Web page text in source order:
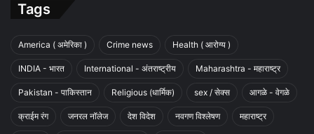
Tags
America ( अमेरिका ) Crime news Health ( आरोग्य )
INDIA - भारत International - अंतराष्ट्रीय Maharashtra - महाराष्ट्र
Pakistan - पाकिस्तान Religious (धार्मिक) sex / सेक्स आगळे - वेगळे
क्राईम रंग जनरल नॉलेज देश विदेश नवगण विश्लेषण महाराष्ट्र